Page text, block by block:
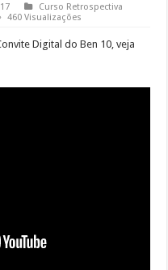
Curso Retrospectiva
460 Visualizações
Digital do Ben 10, veja